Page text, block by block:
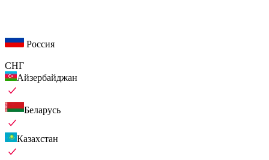
Россия
СНГ
Айзербайджан
Беларусь
Казахстан